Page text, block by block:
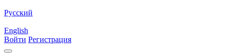
Русский
English
Войти Регистрация